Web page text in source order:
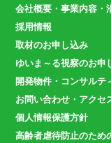
会社概要・事業内容・
採用情報
取材のお申し込み
ゆいま～る視察のお申
開発物件・コンサルテ
お問い合わせ・アクセ
個人情報保護方針
高齢者虐待防止のため